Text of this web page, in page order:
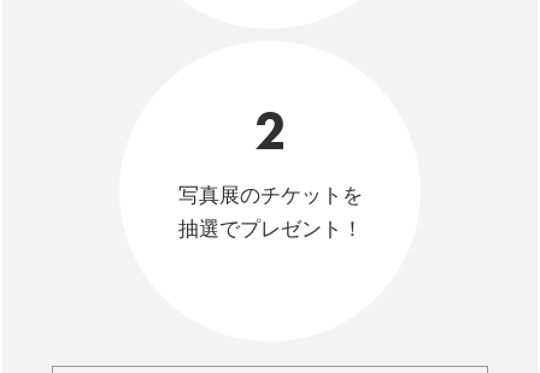
2
写真展のチケットを
抽選でプレゼント！